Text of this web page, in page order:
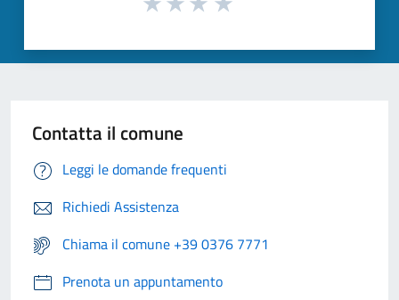
Contatta il comune
Leggi le domande frequenti
Richiedi Assistenza
Chiama il comune +39 0376 7771
Prenota un appuntamento